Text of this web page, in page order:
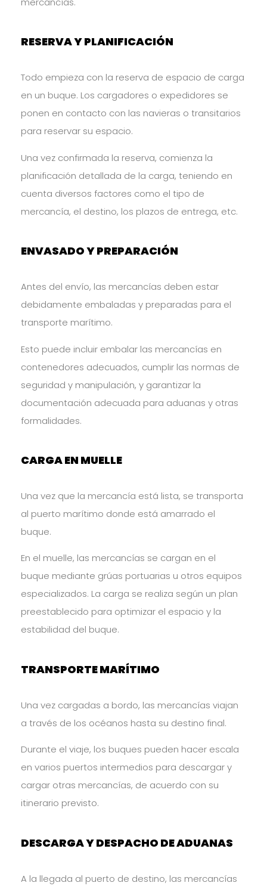
RESERVA Y PLANIFICACIÓN
Todo empieza con la reserva de espacio de carga
en un buque. Los cargadores o expedidores se
ponen en contacto con las navieras o transitarios
para reservar su espacio.
Una vez confirmada la reserva, comienza la
planificación detallada de la carga, teniendo en
cuenta diversos factores como el tipo de
mercancía, el destino, los plazos de entrega, etc.
ENVASADO Y PREPARACIÓN
Antes del envío, las mercancías deben estar
debidamente embaladas y preparadas para el
transporte marítimo.
Esto puede incluir embalar las mercancías en
contenedores adecuados, cumplir las normas de
seguridad y manipulación, y garantizar la
documentación adecuada para aduanas y otras
formalidades.
CARGA EN MUELLE
Una vez que la mercancía está lista, se transporta
al puerto marítimo donde está amarrado el
buque.
En el muelle, las mercancías se cargan en el
buque mediante grúas portuarias u otros equipos
especializados. La carga se realiza según un plan
preestablecido para optimizar el espacio y la
estabilidad del buque.
TRANSPORTE MARÍTIMO
Una vez cargadas a bordo, las mercancías viajan
a través de los océanos hasta su destino final.
Durante el viaje, los buques pueden hacer escala
en varios puertos intermedios para descargar y
cargar otras mercancías, de acuerdo con su
itinerario previsto.
DESCARGA Y DESPACHO DE ADUANAS
A la llegada al puerto de destino, las mercancías